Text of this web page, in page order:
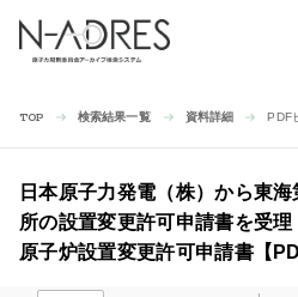
TOP 検索結果一覧 資料詳細 PDF
日本原子力発電（株）から東
所の設置変更許可申請書を受
原子炉設置変更許可申請書【